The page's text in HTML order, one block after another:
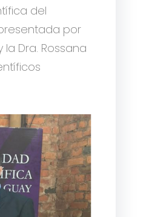
del
por
la Dra. Rossana